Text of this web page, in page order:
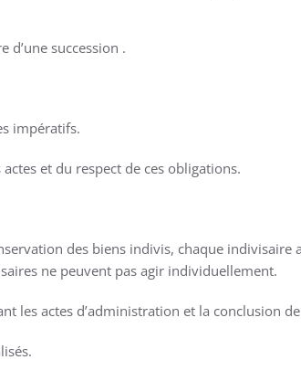
d’une succession .
impératifs.
et du respect de ces obligations.
des biens indivis, chaque indivisaire
ne peuvent pas agir individuellement.
les actes d’administration et la conclusion